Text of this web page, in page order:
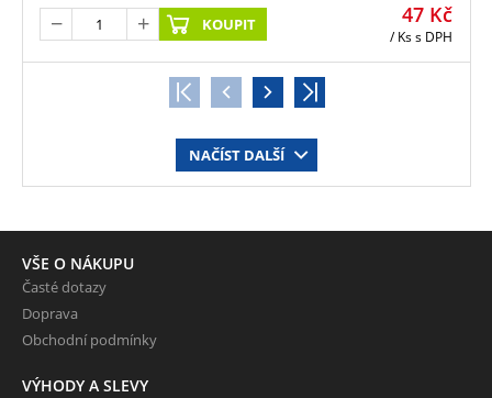
47 Kč
/ Kss DPH
KOUPIT
NAČÍST DALŠÍ
VŠE O NÁKUPU
Časté dotazy
Doprava
Obchodní podmínky
VÝHODY A SLEVY